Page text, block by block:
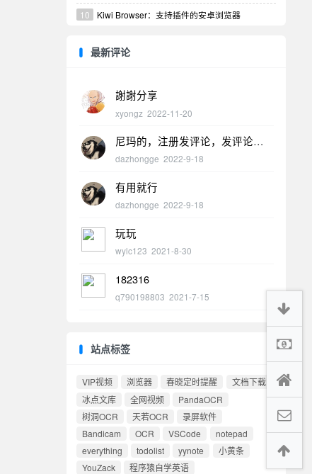
10
Kiwi Browser：支持插件的安卓浏览器
最新评论
謝謝分享
xyongz 2022-11-20
尼玛的，注册发评论，发评论才
能看到软件下载，然后上
dazhongge 2022-9-18
有用就行
dazhongge 2022-9-18
玩玩
wylc123 2021-8-30
182316
q790198803 2021-7-15
站点标签
VIP视频 浏览器 春晓定时提醒
文档下载
冰点文库
全网视频
PandaOCR
树洞OCR
天若OCR
录屏软件
Bandicam
OCR VSCode
notepad
everything
todolist yynote
小黄条
YouZack
程序猿自学英语